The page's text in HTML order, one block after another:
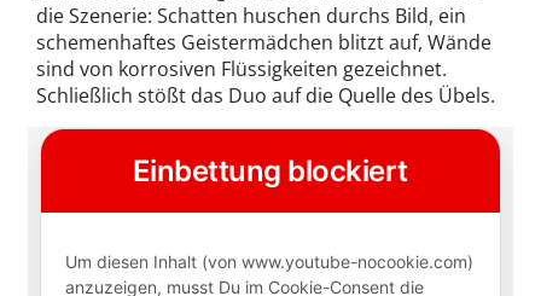
die Szenerie: Schatten huschen durchs Bild, ein
schemenhaftes Geistermädchen blitzt auf, Wände
sind von korrosiven Flüssigkeiten gezeichnet.
Schließlich stößt das Duo auf die Quelle des Übels.